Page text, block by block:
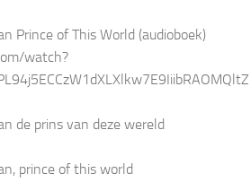
Prince of This World (audioboek)
watch?
de prins van deze wereld
prince of this world